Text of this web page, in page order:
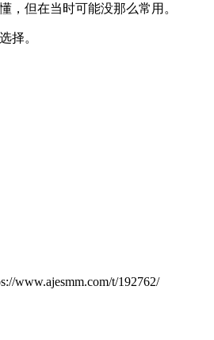
，但在当时可能没那么常用。
择。
www.ajesmm.com/t/192762/